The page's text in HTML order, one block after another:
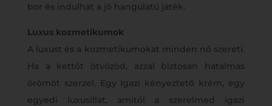
bor és indulhat a jó hangulatú játék.
Luxus kozmetikumok
A luxust és a kozmetikumokat minden nő szereti.
Ha a kettőt ötvözöd, azzal biztosan hatalmas
örömöt szerzel. Egy igazi kényeztető krém, egy
egyedi luxusillat, amitől a szerelmed igazi